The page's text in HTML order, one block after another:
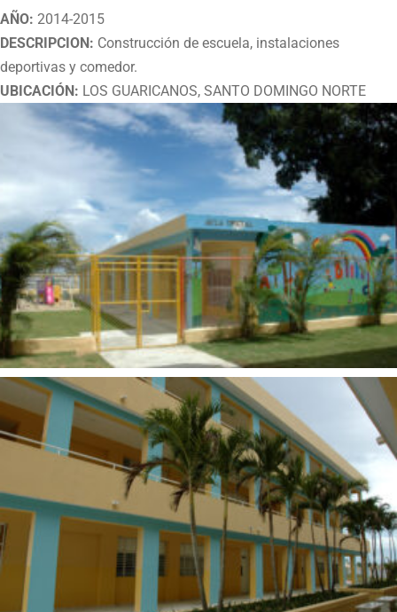
AÑO: 2014-2015
DESCRIPCION: Construcción de escuela, instalaciones
deportivas y comedor.
UBICACIÓN: LOS GUARICANOS, SANTO DOMINGO NORTE